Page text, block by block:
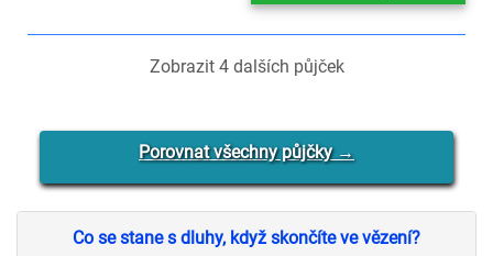
Zobrazit 4dalších půjček
Porovnat všechny půjčky →
Co se stane s dluhy, když skončíte ve vězení?